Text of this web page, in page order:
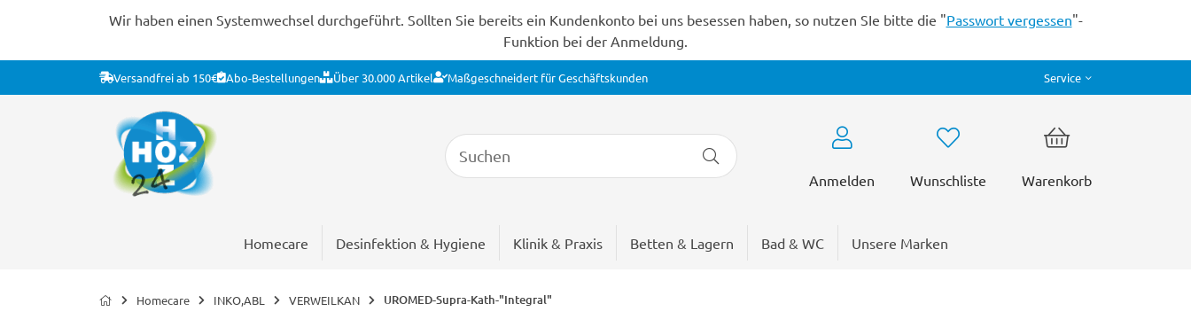
Wir haben einen Systemwechsel durchgeführt. Sollten Sie bereits ein Kundenkonto bei uns besessen haben, so nutzen SIe bitte die "Passwort vergessen"-
Funktion bei der Anmeldung.
Versandfrei ab 150€ Abo-Bestellungen Über 30.000 Artikel Maßgeschneidert für Geschäftskunden Service
Anmelden Wunschliste Warenkorb
Homecare Desinfektion & Hygiene Klinik & Praxis Betten & Lagern Bad & WC Unsere Marken
Homecare INKO,ABL VERWEILKAN UROMED-Supra-Kath-"Integral"